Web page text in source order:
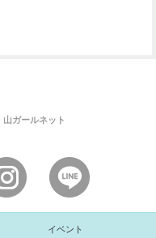
山ガールネット
イベント